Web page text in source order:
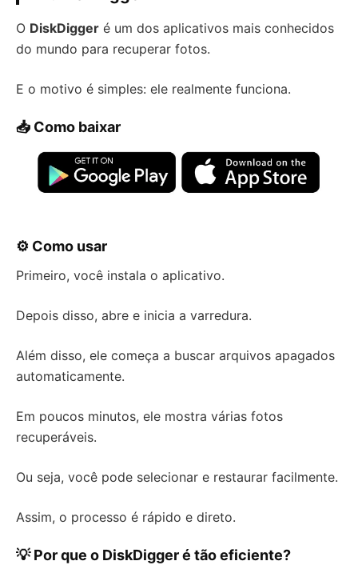
O DiskDigger é um dos aplicativos mais conhecidos
do mundo para recuperar fotos.
E o motivo é simples: ele realmente funciona.
📥 Como baixar
⚙️ Como usar
Primeiro, você instala o aplicativo.
Depois disso, abre e inicia a varredura.
Além disso, ele começa a buscar arquivos apagados
automaticamente.
Em poucos minutos, ele mostra várias fotos
recuperáveis.
Ou seja, você pode selecionar e restaurar facilmente.
Assim, o processo é rápido e direto.
💡 Por que o DiskDigger é tão eficiente?